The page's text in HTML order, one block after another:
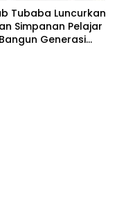
Tubaba Luncurkan
Simpanan Pelajar
Generasi